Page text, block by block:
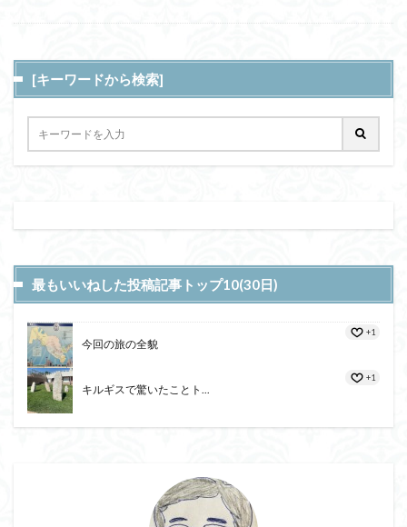
[キーワードから検索]
最もいいねした投稿記事トップ10(30日)
今回の旅の全貌
+1
キルギスで驚いたことト...
+1